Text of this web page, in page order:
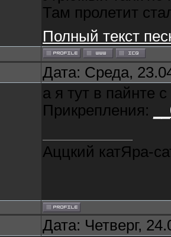
Там пролетит
Полный текст
Дата: Среда,
а я тут в пайнте
Прикрепления:
Аццкий катЯра-
Дата: Четверг,